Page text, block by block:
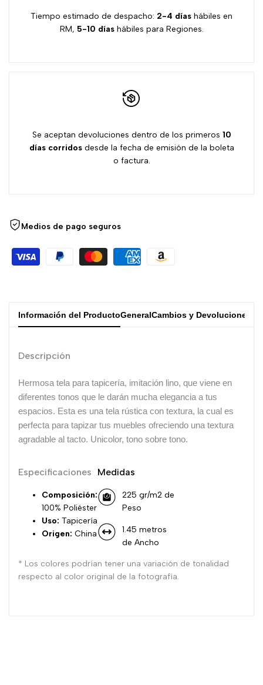
Tiempo estimado de despacho: 2-4 días hábiles en
RM, 5-10 díashábiles para Regiones.
Se aceptan devoluciones dentro de los primeros 10
días corridosdesde la fecha de emisión de la boleta
o factura.
Medios de pago seguros
Información del ProductoGeneralCambios y Devoluciones
Descripción
Hermosa tela para tapicería, imitación lino, que viene en
diferentes tonos que le darán mucha elegancia a tus
espacios. Esta es una tela rústica con textura, la cual es
perfecta para tapizar tus muebles ofreciendo una textura
agradable al tacto. Unicolor, tono sobre tono.
Especificaciones
Composición:
100% Poliéster
Uso: Tapicería
Origen: China
Medidas
225 gr/m2 de
Peso
1.45 metros
de Ancho
* Los colores podrían tener una variación de tonalidad
respecto al color original de la fotografía.